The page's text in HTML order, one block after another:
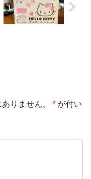
りません。 * が付い